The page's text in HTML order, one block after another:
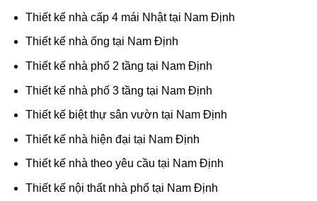
Thiết kế nhà cấp 4 mái Nhật tại Nam Định
Thiết kế nhà ống tại Nam Định
Thiết kế nhà phố 2 tầng tại Nam Định
Thiết kế nhà phố 3 tầng tại Nam Định
Thiết kế biệt thự sân vườn tại Nam Định
Thiết kế nhà hiện đại tại Nam Định
Thiết kế nhà theo yêu cầu tại Nam Định
Thiết kế nội thất nhà phố tại Nam Định